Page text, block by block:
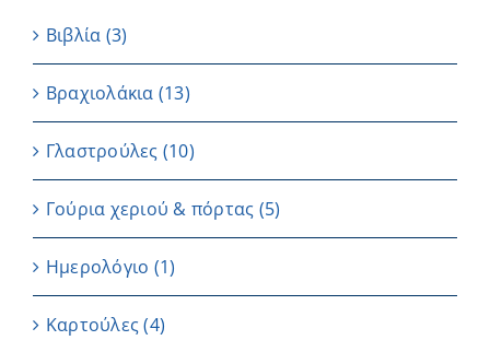
Βιβλία (3)
Βραχιολάκια (13)
Γλαστρούλες (10)
Γούρια χεριού & πόρτας (5)
Ημερολόγιο (1)
Καρτούλες (4)